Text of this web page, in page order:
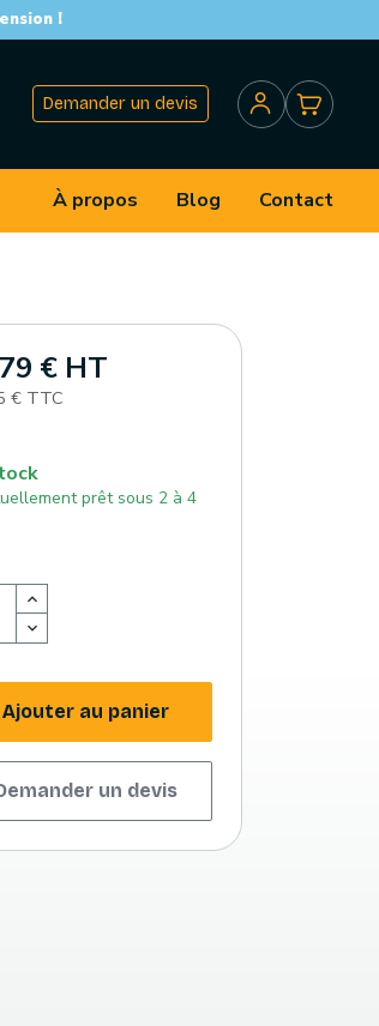
!
Demander un devis
À propos Blog Contact
€ HT
€ TTC
prêt sous 2 à 4
Ajouter au panier
un devis